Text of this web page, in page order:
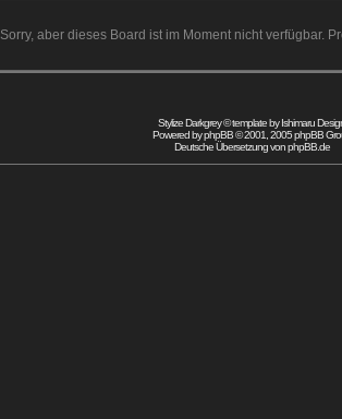
Sorry, aber dieses Board ist im Moment nicht verfügbar.
Stylize Darkgrey © template byIshimaru
Powered byphpBB© 2001, 2005 phpBB
Deutsche Übersetzung vonphpBB.de